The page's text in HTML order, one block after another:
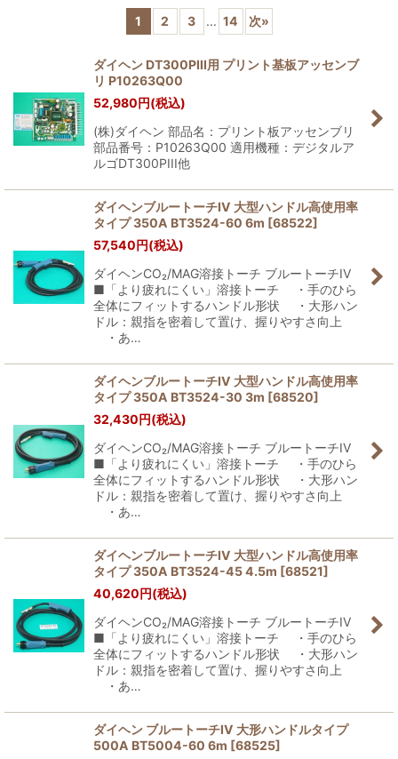
絞り込む
1 2 3 ... 14 次»
ダイヘン DT300PIII用 プリント基板アッセンブ
リ P10263Q00
52,980円(税込)
(株)ダイヘン 部品名：プリント板アッセンブリ
部品番号：P10263Q00 適用機種：デジタルア
ルゴDT300PIII他
ダイヘンブルートーチIV 大型ハンドル高使用率
タイプ 350A BT3524-60 6m [68522]
57,540円(税込)
ダイヘンCO₂/MAG溶接トーチ ブルートーチIV
■「より疲れにくい」溶接トーチ ・手のひら
全体にフィットするハンドル形状 ・大形ハン
ドル：親指を密着して置け、握りやすさ向上
・あ…
ダイヘンブルートーチIV 大型ハンドル高使用率
タイプ 350A BT3524-30 3m [68520]
32,430円(税込)
ダイヘンCO₂/MAG溶接トーチ ブルートーチIV
■「より疲れにくい」溶接トーチ ・手のひら
全体にフィットするハンドル形状 ・大形ハン
ドル：親指を密着して置け、握りやすさ向上
・あ…
ダイヘンブルートーチIV 大型ハンドル高使用率
タイプ 350A BT3524-45 4.5m [68521]
40,620円(税込)
ダイヘンCO₂/MAG溶接トーチ ブルートーチIV
■「より疲れにくい」溶接トーチ ・手のひら
全体にフィットするハンドル形状 ・大形ハン
ドル：親指を密着して置け、握りやすさ向上
・あ…
ダイヘン ブルートーチIV 大形ハンドルタイプ
500A BT5004-60 6m [68525]